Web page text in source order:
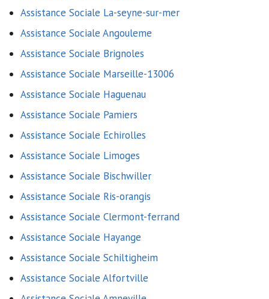
Assistance Sociale La-seyne-sur-mer
Assistance Sociale Angouleme
Assistance Sociale Brignoles
Assistance Sociale Marseille-13006
Assistance Sociale Haguenau
Assistance Sociale Pamiers
Assistance Sociale Echirolles
Assistance Sociale Limoges
Assistance Sociale Bischwiller
Assistance Sociale Ris-orangis
Assistance Sociale Clermont-ferrand
Assistance Sociale Hayange
Assistance Sociale Schiltigheim
Assistance Sociale Alfortville